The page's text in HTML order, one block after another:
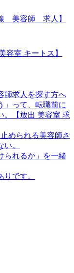
美容師 求人】
室 キートス】
師求人を探す方へ
」って、転職前に
。【放出 美容室 求
められる美容師さ
。
られるか」を一緒
です。